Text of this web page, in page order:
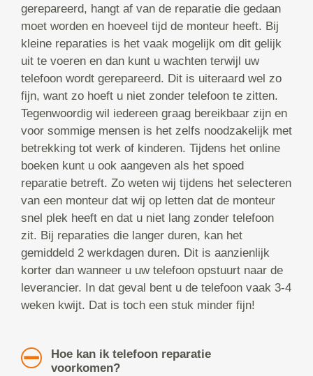
gerepareerd, hangt af van de reparatie die gedaan
moet worden en hoeveel tijd de monteur heeft. Bij
kleine reparaties is het vaak mogelijk om dit gelijk
uit te voeren en dan kunt u wachten terwijl uw
telefoon wordt gerepareerd. Dit is uiteraard wel zo
fijn, want zo hoeft u niet zonder telefoon te zitten.
Tegenwoordig wil iedereen graag bereikbaar zijn en
voor sommige mensen is het zelfs noodzakelijk met
betrekking tot werk of kinderen. Tijdens het online
boeken kunt u ook aangeven als het spoed
reparatie betreft. Zo weten wij tijdens het selecteren
van een monteur dat wij op letten dat de monteur
snel plek heeft en dat u niet lang zonder telefoon
zit. Bij reparaties die langer duren, kan het
gemiddeld 2 werkdagen duren. Dit is aanzienlijk
korter dan wanneer u uw telefoon opstuurt naar de
leverancier. In dat geval bent u de telefoon vaak 3-4
weken kwijt. Dat is toch een stuk minder fijn!
Hoe kan ik telefoon reparatie
voorkomen?